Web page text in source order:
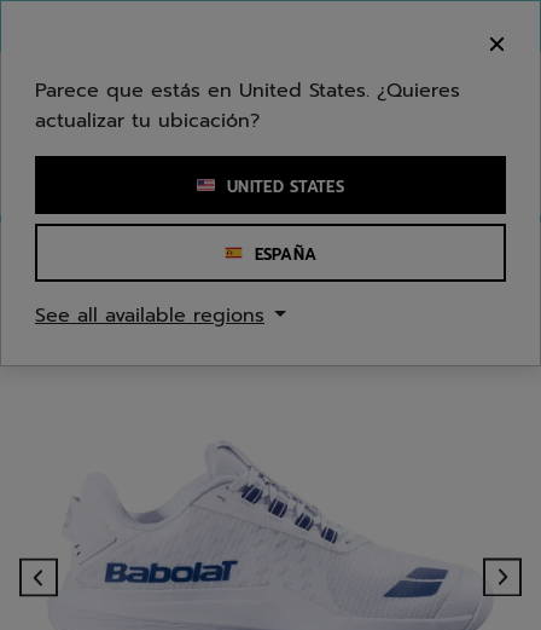
Ingresar una palabra clave o un número de artículo
Previous
Parece que estás en United States. ¿Quieres
actualizar tu ubicación?
UNITED STATES
ESPAÑA
See all available regions